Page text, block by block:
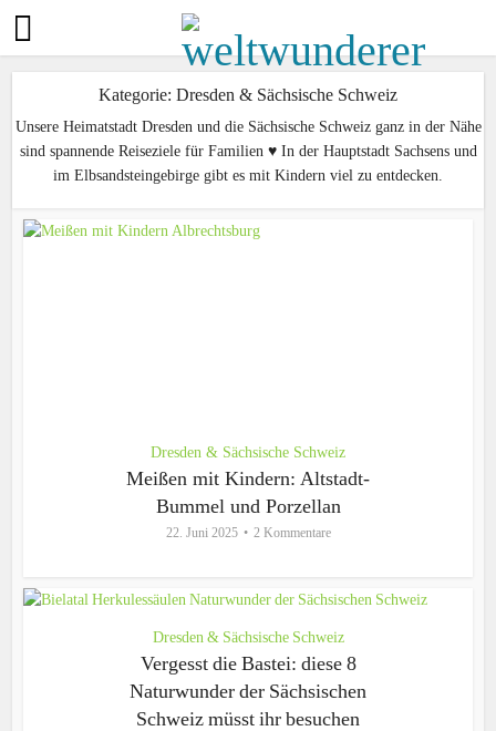
Kategorie: Dresden & Sächsische Schweiz
Unsere Heimatstadt Dresden und die Sächsische Schweiz ganz in der Nähe
sind spannende Reiseziele für Familien ♥ In der Hauptstadt Sachsens und
im Elbsandsteingebirge gibt es mit Kindern viel zu entdecken.
Dresden & Sächsische Schweiz
Meißen mit Kindern: Altstadt-
Bummel und Porzellan
22. Juni 2025 2 Kommentare
Dresden & Sächsische Schweiz
Vergesst die Bastei: diese 8
Naturwunder der Sächsischen
Schweiz müsst ihr besuchen